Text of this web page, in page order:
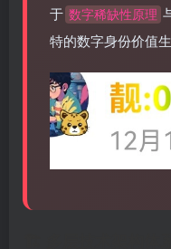
于 数字稀缺性原理
特的数字身份价值生